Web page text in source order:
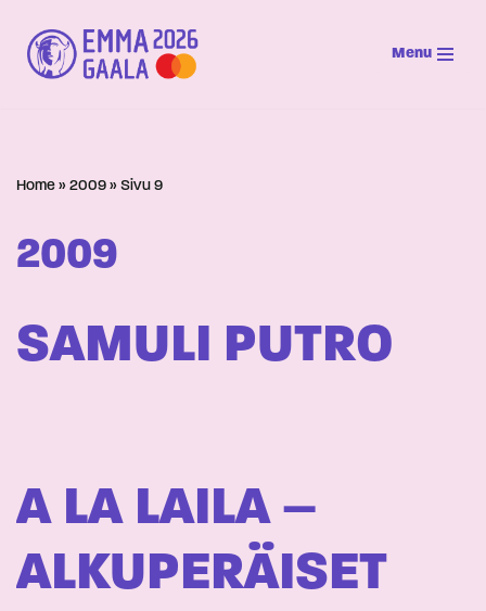
Siirry
suoraan
Menu
Home » 2009 » Sivu 9
2009
SAMULI PUTRO
A LA LAILA –
ALKUPERÄISET